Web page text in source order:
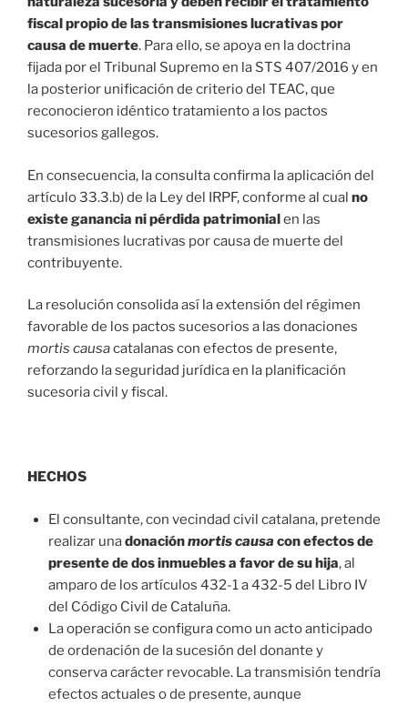
fiscal propio de las transmisiones lucrativas por
causa de muerte. Para ello, se apoya en la doctrina
fijada por el Tribunal Supremo en la STS 407/2016 y en
la posterior unificación de criterio del TEAC, que
reconocieron idéntico tratamiento a los pactos
sucesorios gallegos.
En consecuencia, la consulta confirma la aplicación del
artículo 33.3.b) de la Ley del IRPF, conforme al cual no
existe ganancia ni pérdida patrimonialen las
transmisiones lucrativas por causa de muerte del
contribuyente.
La resolución consolida así la extensión del régimen
favorable de los pactos sucesorios a las donaciones
mortis causacatalanas con efectos de presente,
reforzando la seguridad jurídica en la planificación
sucesoria civil y fiscal.
HECHOS
El consultante, con vecindad civil catalana, pretende
realizar unadonaciónmortis causa con efectos de
presente de dos inmuebles a favor de su hija, al
amparo de los artículos 432-1 a 432-5 del Libro IV
del Código Civil de Cataluña.
La operación se configura como un acto anticipado
de ordenación de la sucesión del donante y
conserva carácter revocable. La transmisión tendría
efectos actuales o de presente, aunque